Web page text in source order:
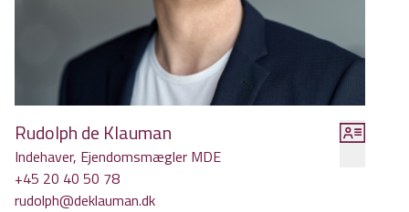
Rudolph de Klauman
Indehaver, Ejendomsmægler MDE
+45 20 40 50 78
rudolph@deklauman.dk